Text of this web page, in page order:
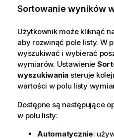
Sortowanie wyników
Użytkownik może kliknąć
aby rozwinąć pole listy. W
wyszukiwać i wybierać
wymiarów. Ustawienie
wyszukiwania steruje
wartości w polu listy
Dostępne są następujące
w polu listy:
Automatycznie: